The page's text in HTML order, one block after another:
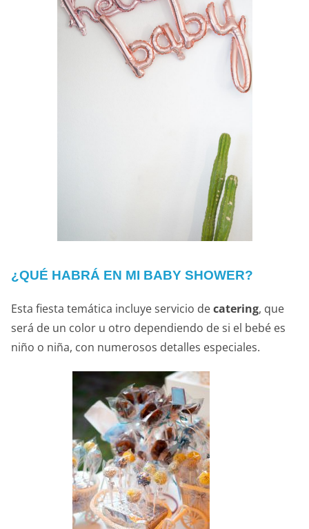
¿QUÉ HABRÁ EN MI BABY SHOWER?
Esta fiesta temática incluye servicio decatering, que
será de un color u otro dependiendo de si el bebé es
niño o niña, con numerosos detalles especiales.